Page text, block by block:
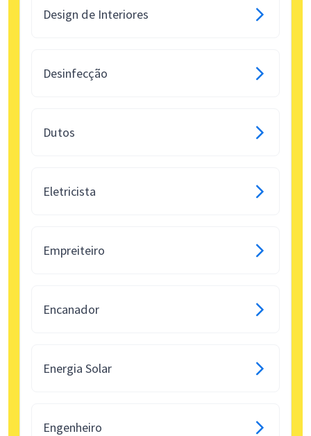
Design de Interiores
Desinfecção
Dutos
Eletricista
Empreiteiro
Encanador
Energia Solar
Engenheiro